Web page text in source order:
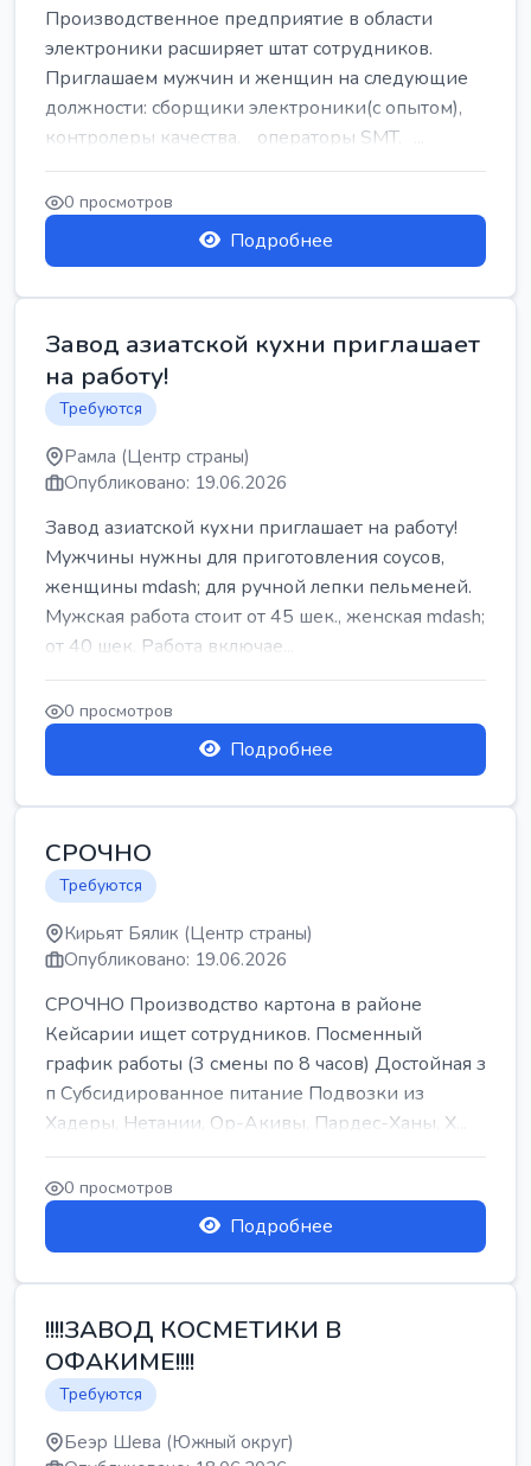
Производственное предприятие в области
электроники расширяет штат сотрудников.
Приглашаем мужчин и женщин на следующие
должности: сборщики электроники(с опытом),
контролеры качества, операторы SMT, ...
0 просмотров
Подробнее
Завод азиатской кухни приглашает
на работу!
Требуются
Рамла (Центр страны)
Опубликовано: 19.06.2026
Завод азиатской кухни приглашает на работу!
Мужчины нужны для приготовления соусов,
женщины mdash; для ручной лепки пельменей.
Мужская работа стоит от 45 шек., женская mdash;
от 40 шек. Работа включае...
0 просмотров
Подробнее
СРОЧНО
Требуются
Кирьят Бялик (Центр страны)
Опубликовано: 19.06.2026
СРОЧНО Производство картона в районе
Кейсарии ищет сотрудников. Посменный
график работы (3 смены по 8 часов) Достойная з
п Субсидированное питание Подвозки из
Хадеры, Нетании, Ор-Акивы, Пардес-Ханы, Х...
0 просмотров
Подробнее
!!!!ЗАВОД КОСМЕТИКИ В
ОФАКИМЕ!!!!
Требуются
Беэр Шева (Южный округ)